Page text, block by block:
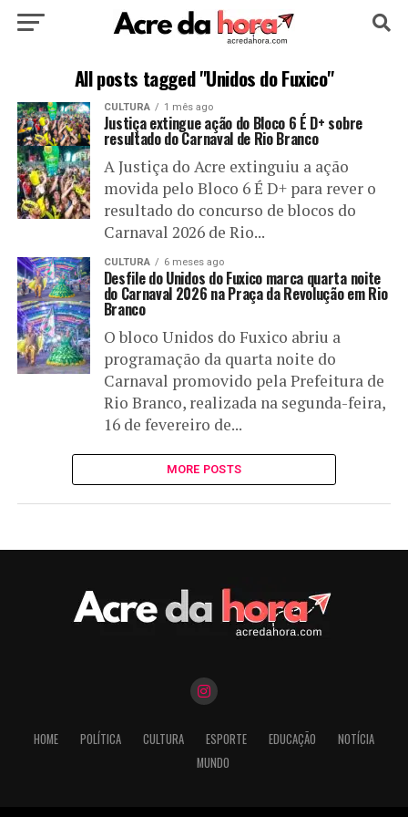
HOME POLÍTICA CULTURA ESPORTE
EDUCAÇÃO NOTÍCIA MUNDO
All posts tagged "Unidos do Fuxico"
CULTURA 1 mês ago
Justiça extingue ação do Bloco 6 É D+ sobre
resultado do Carnaval de Rio Branco
A Justiça do Acre extinguiu a ação
movida pelo Bloco 6 É D+ para rever o
resultado do concurso de blocos do
Carnaval 2026 de Rio...
CULTURA 6 meses ago
Desfile do Unidos do Fuxico marca quarta noite
do Carnaval 2026 na Praça da Revolução em Rio
Branco
O bloco Unidos do Fuxico abriu a
programação da quarta noite do
Carnaval promovido pela Prefeitura de
Rio Branco, realizada na segunda-feira,
16 de fevereiro de...
MORE POSTS
HOME POLÍTICA CULTURA ESPORTE EDUCAÇÃO
NOTÍCIA
MUNDO